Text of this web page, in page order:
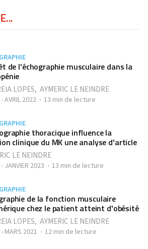
de l'échographie musculaire dans la
LOPES, AYMERIC LE NEINDRE
AVRIL 2022 13 min de lecture
thoracique influence la
clinique du MK une analyse d'article
LE NEINDRE
JANVIER 2023 13 min de lecture
de la fonction musculaire
chez le patient atteint d'obésité
LOPES, AYMERIC LE NEINDRE
MARS 2021 12 min de lecture